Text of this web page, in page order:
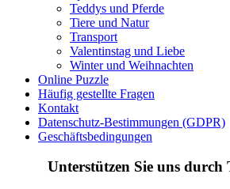
Märchen und Feen
Musik und Musikinstrumente
Personen
Sommer und Feiertage
Sport
Teddys und Pferde
Tiere und Natur
Transport
Valentinstag und Liebe
Winter und Weihnachten
Online Puzzle
Häufig gestellte Fragen
Kontakt
Datenschutz-Bestimmungen (GDPR)
Geschäftsbedingungen
Unterstützen Sie uns durch